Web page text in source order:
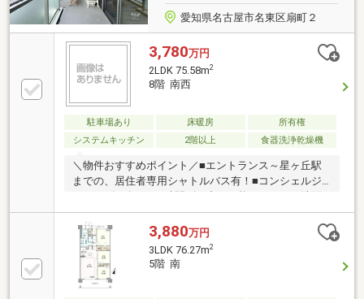
愛知県名古屋市名東区扇町２
3,780万円
2LDK 75.58m2
8階 南西
駐車場あり 床暖房
所有権
システムキッチン
2階以上 食器洗浄乾燥機
＼物件おすすめポイント／■エントランス～星ヶ丘駅
までの、居住者専用シャトルバス有！■コンシェルジ
室で家事導線◎！■奥行約2.5ｍのゆとりあるバルコニ
ー！■南向き(ガーデンヴィラ)かつ、最上階につき陽当
たり・通風、大変良好です！■バルコニー側からの、
視線が気にならない住戸位置です。■作業スペースを
確保しやすい、対面式Ｌ字キッチン！＼充実の周辺施
設／■西山小学校まで徒歩約5分■神丘中学校まで徒歩
3,880万円
3LDK 76.27m2
5階 南